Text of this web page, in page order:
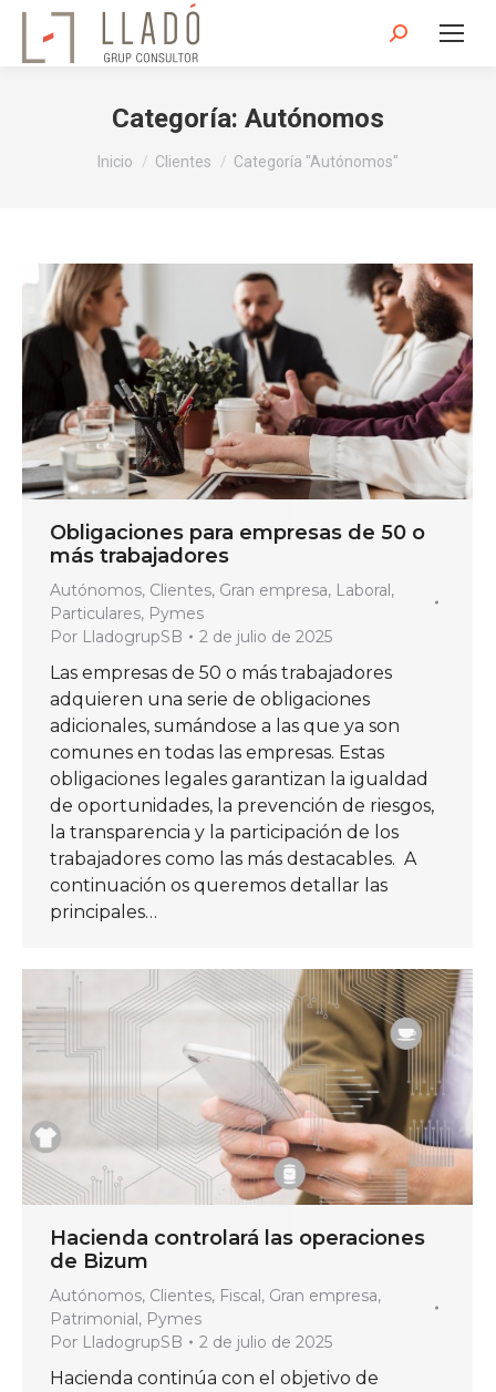
Buscar:
Categoría: Autónomos
Estás aquí:
Inicio Clientes Categoría "Autónomos"
Obligaciones para empresas de 50 o
más trabajadores
Autónomos, Clientes, Gran empresa, Laboral,
Particulares, Pymes
Por LladogrupSB 2 de julio de 2025
Las empresas de 50 o más trabajadores
adquieren una serie de obligaciones
adicionales, sumándose a las que ya son
comunes en todas las empresas. Estas
obligaciones legales garantizan la igualdad
de oportunidades, la prevención de riesgos,
la transparencia y la participación de los
trabajadores como las más destacables. A
continuación os queremos detallar las
principales…
Hacienda controlará las operaciones
de Bizum
Autónomos, Clientes, Fiscal, Gran empresa,
Patrimonial, Pymes
Por LladogrupSB 2 de julio de 2025
Hacienda continúa con el objetivo de